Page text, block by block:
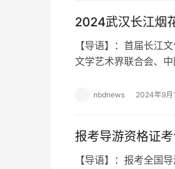
2024武汉长江烟
【导语】：首届长江
文学艺术界联合会、
nbdnews 2024年9月
报考导游资格证考
【导语】：报考全国